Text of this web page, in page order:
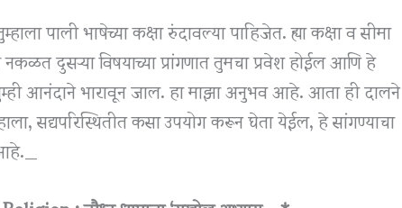
पाली भाषेच्या कक्षा रुंदावल्या पाहिजेत. ह्या कक्षा व सीमा
दुसऱ्या विषयाच्या प्रांगणात तुमचा प्रवेश होईल आणि हे
आनंदाने भारावून जाल. हा माझा अनुभव आहे. आता ही दालने
सद्यपरिस्थितीत कसा उपयोग करून घेता येईल, हे सांगण्याचा